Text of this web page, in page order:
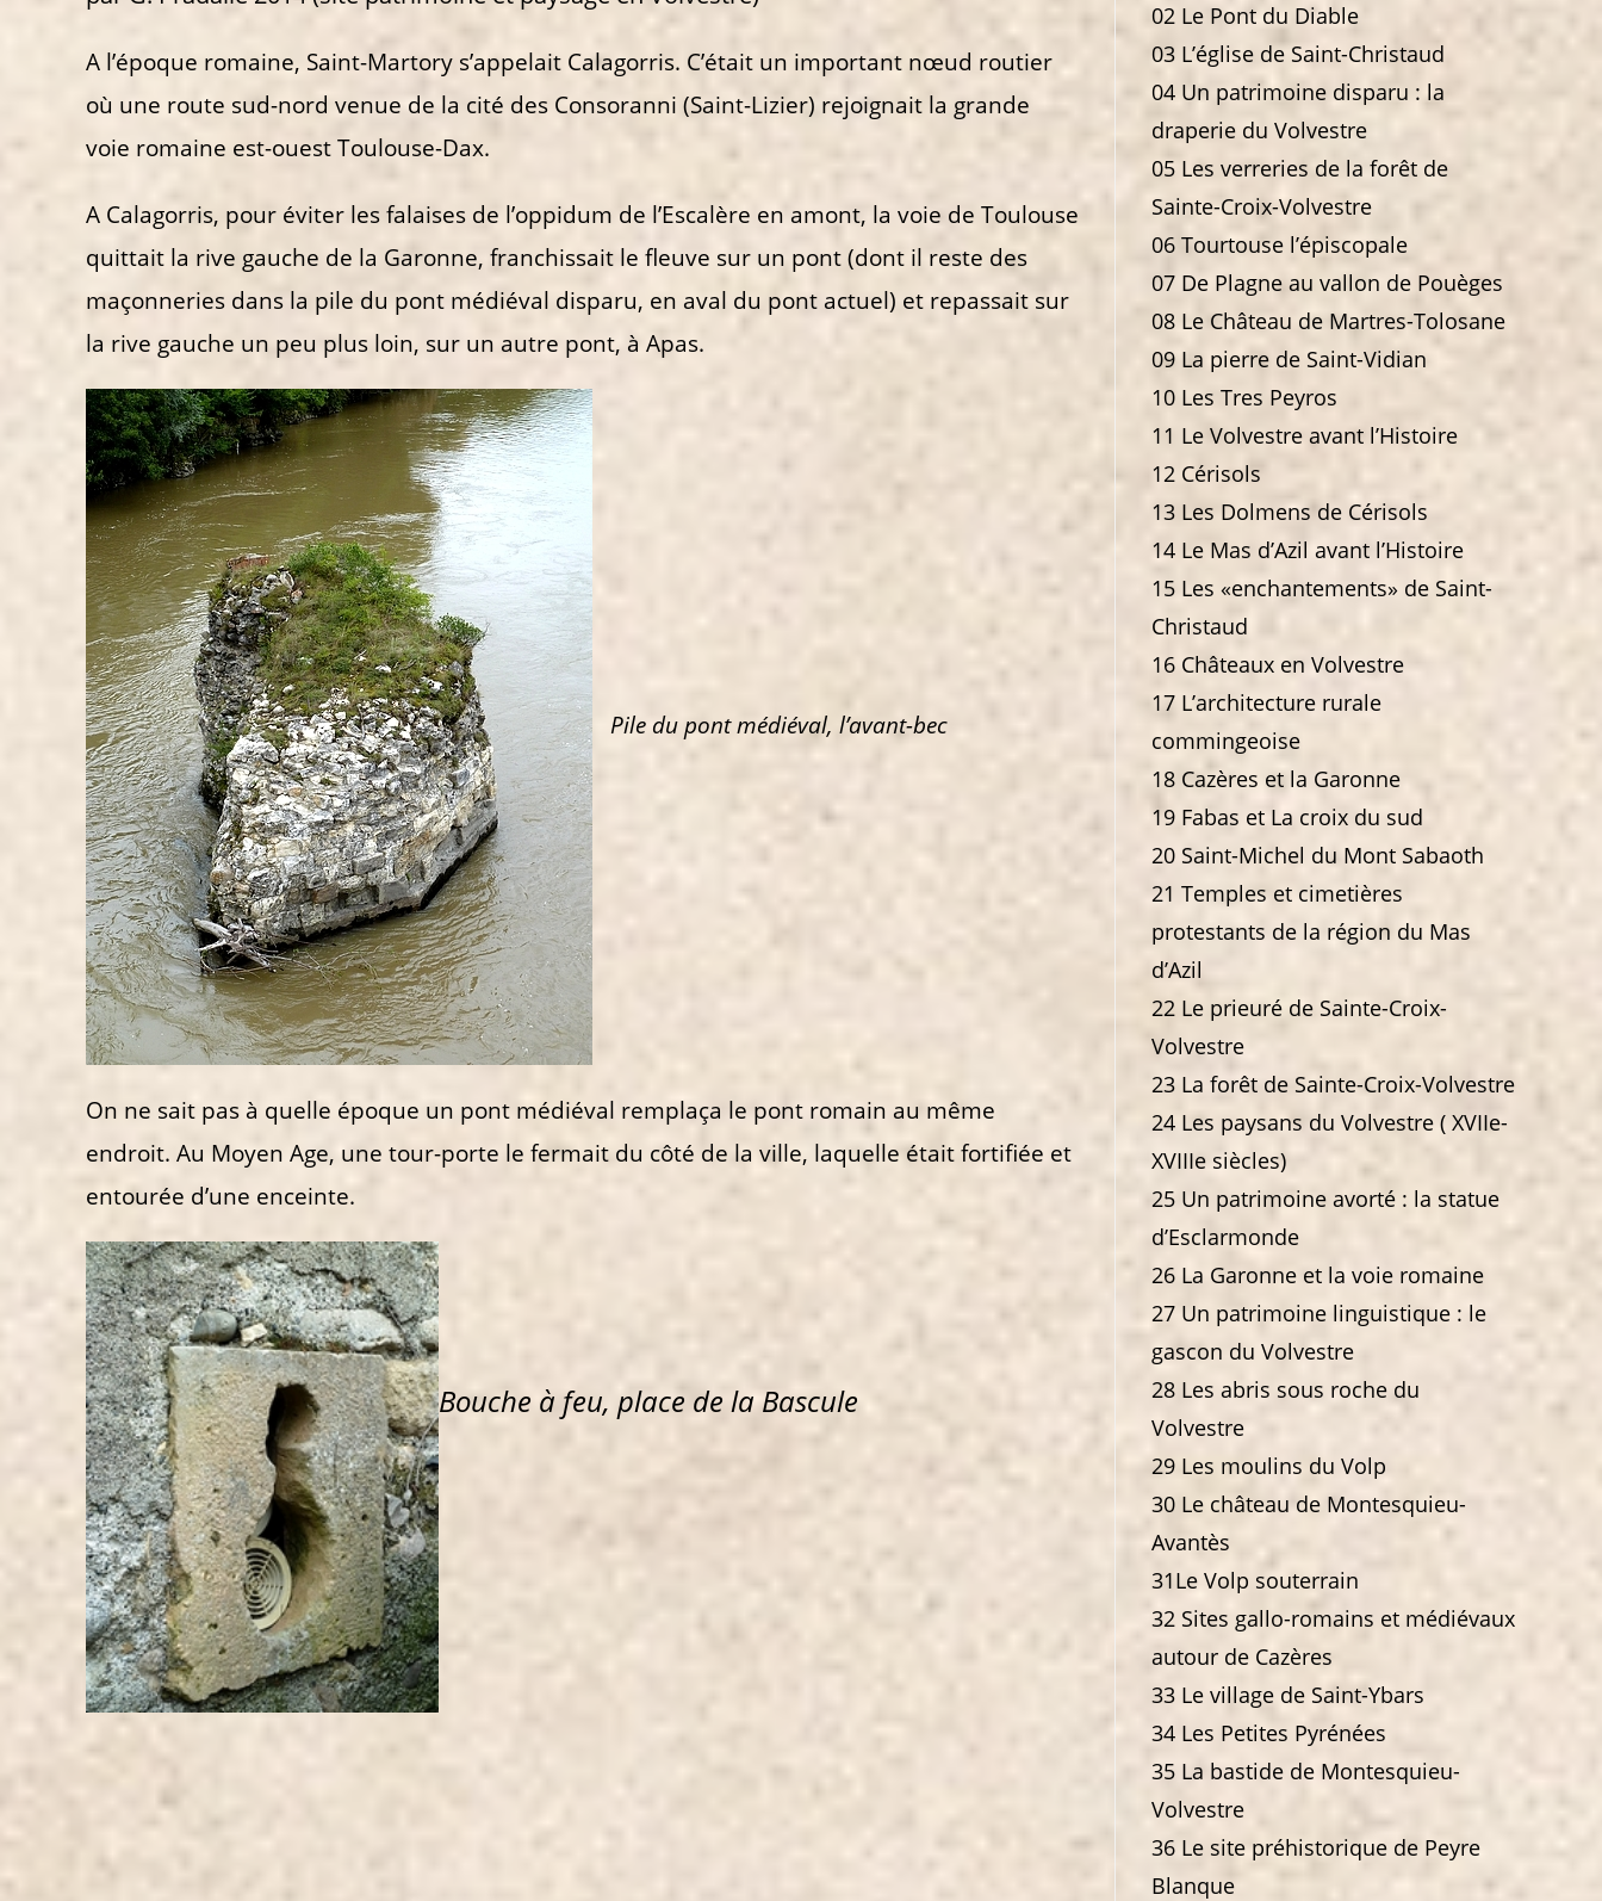
A l’époque romaine, Saint-Martory s’appelait Calagorris. C’était un important nœud routier
où une route sud-nord venue de la cité des Consoranni (Saint-Lizier) rejoignait la grande
voie romaine est-ouest Toulouse-Dax.
A Calagorris, pour éviter les falaises de l’oppidum de l’Escalère en amont, la voie de Toulouse
quittait la rive gauche de la Garonne, franchissait le fleuve sur un pont (dont il reste des
maçonneries dans la pile du pont médiéval disparu, en aval du pont actuel) et repassait sur
la rive gauche un peu plus loin, sur un autre pont, à Apas.
Pile du pont médiéval, l’avant-bec
On ne sait pas à quelle époque un pont médiéval remplaça le pont romain au même
endroit. Au Moyen Age, une tour-porte le fermait du côté de la ville, laquelle était fortifiée et
entourée d’une enceinte.
Bouche à feu, place de la Bascule
02 Le Pont du Diable
03 L’église de Saint-Christaud
04 Un patrimoine disparu : la
draperie du Volvestre
05 Les verreries de la forêt de
Sainte-Croix-Volvestre
06 Tourtouse l’épiscopale
07 De Plagne au vallon de Pouèges
08 Le Château de Martres-Tolosane
09 La pierre de Saint-Vidian
10 Les Tres Peyros
11 Le Volvestre avant l’Histoire
12 Cérisols
13 Les Dolmens de Cérisols
14 Le Mas d’Azil avant l’Histoire
15 Les «enchantements» de Saint-
Christaud
16 Châteaux en Volvestre
17 L’architecture rurale
commingeoise
18 Cazères et la Garonne
19 Fabas et La croix du sud
20 Saint-Michel du Mont Sabaoth
21 Temples et cimetières
protestants de la région du Mas
d’Azil
22 Le prieuré de Sainte-Croix-
Volvestre
23 La forêt de Sainte-Croix-Volvestre
24 Les paysans du Volvestre ( XVIIe-
XVIIIe siècles)
25 Un patrimoine avorté : la statue
d’Esclarmonde
26 La Garonne et la voie romaine
27 Un patrimoine linguistique : le
gascon du Volvestre
28 Les abris sous roche du
Volvestre
29 Les moulins du Volp
30 Le château de Montesquieu-
Avantès
31Le Volp souterrain
32 Sites gallo-romains et médiévaux
autour de Cazères
33 Le village de Saint-Ybars
34 Les Petites Pyrénées
35 La bastide de Montesquieu-
Volvestre
36 Le site préhistorique de Peyre
Blanque